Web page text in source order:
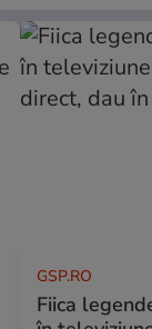
GSP.RO
Fiica